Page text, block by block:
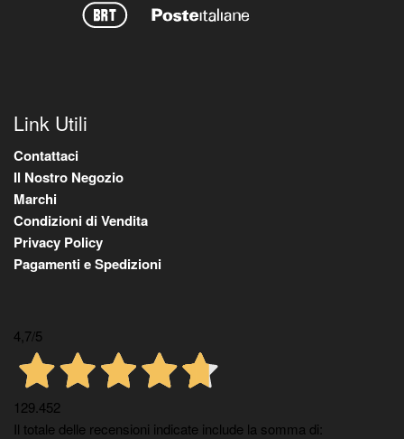
Link Utili
Contattaci
Il Nostro Negozio
Marchi
Condizioni di Vendita
Privacy Policy
Pagamenti e Spedizioni
4,7/5
129.452
Il totale delle recensioni indicate include la somma di: